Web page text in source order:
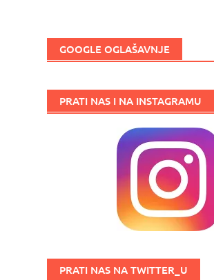
GOOGLE OGLAŠAVNJE
PRATI NAS I NA INSTAGRAMU
PRATI NAS NA TWITTER_U